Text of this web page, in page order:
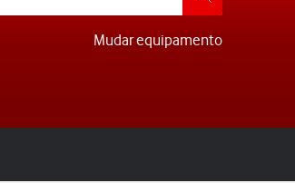
Mudar equipamento